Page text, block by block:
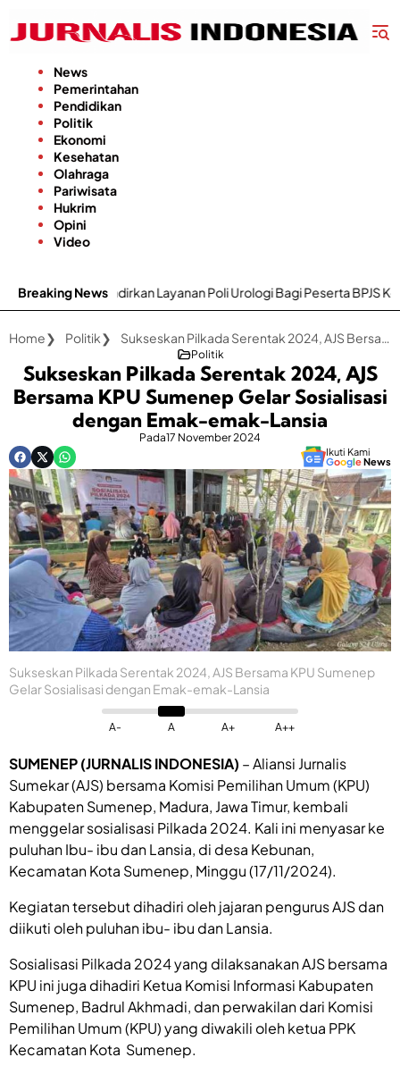
konten
News
Pemerintahan
Pendidikan
Politik
Ekonomi
Kesehatan
Olahraga
Pariwisata
Hukrim
Opini
Video
Breaking News
Layanan Poli Urologi Bagi Peserta BPJS Kesehatan
Home Politik Sukseskan Pilkada Serentak 2024, AJS Bersama KPU Sumenep Gelar Sosialisasi dengan Emak-emak-Lansia
Politik
Sukseskan Pilkada Serentak 2024, AJS
Bersama KPU Sumenep Gelar Sosialisasi
dengan Emak-emak-Lansia
Pada17 November 2024
Ikuti Kami
GoogleNews
Sukseskan Pilkada Serentak 2024, AJS Bersama KPU Sumenep
Gelar Sosialisasi dengan Emak-emak-Lansia
A- A A+ A++
SUMENEP (JURNALIS INDONESIA) – Aliansi Jurnalis
Sumekar (AJS) bersama Komisi Pemilihan Umum (KPU)
Kabupaten Sumenep, Madura, Jawa Timur, kembali
menggelar sosialisasi Pilkada 2024. Kali ini menyasar ke
puluhan Ibu- ibu dan Lansia, di desa Kebunan,
Kecamatan Kota Sumenep, Minggu (17/11/2024).
Kegiatan tersebut dihadiri oleh jajaran pengurus AJS dan
diikuti oleh puluhan ibu- ibu dan Lansia.
Sosialisasi Pilkada 2024 yang dilaksanakan AJS bersama
KPU ini juga dihadiri Ketua Komisi Informasi Kabupaten
Sumenep, Badrul Akhmadi, dan perwakilan dari Komisi
Pemilihan Umum (KPU) yang diwakili oleh ketua PPK
Kecamatan Kota Sumenep.